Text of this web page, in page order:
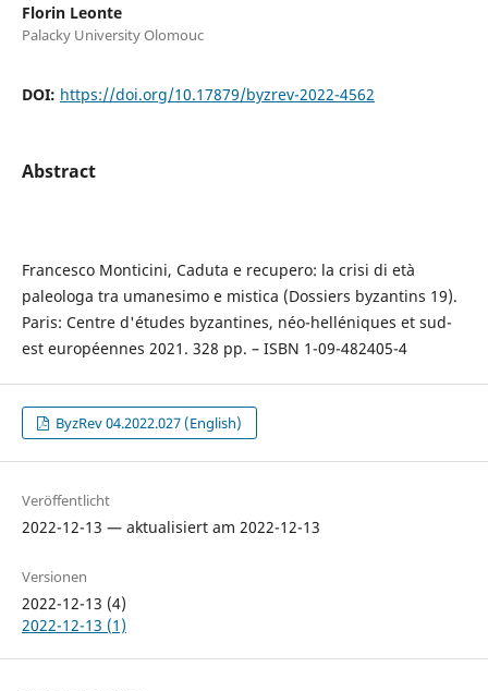
Florin Leonte
Palacky University Olomouc
DOI: https://doi.org/10.17879/byzrev-2022-4562
Abstract
Francesco Monticini, Caduta e recupero: la crisi di età
paleologa tra umanesimo e mistica (Dossiers byzantins 19).
Paris: Centre d'études byzantines, néo-helléniques et sud-
est européennes 2021. 328 pp. – ISBN 1-09-482405-4
ByzRev 04.2022.027 (English)
Veröffentlicht
2022-12-13 — aktualisiert am 2022-12-13
Versionen
2022-12-13 (4)
2022-12-13 (1)